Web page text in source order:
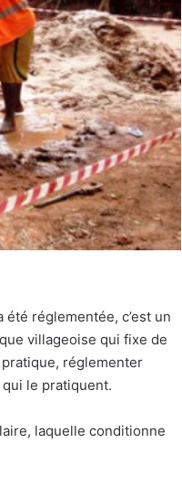
été réglementée, c’est un
villageoise qui fixe de
réglementer
le pratiquent.
laquelle conditionne